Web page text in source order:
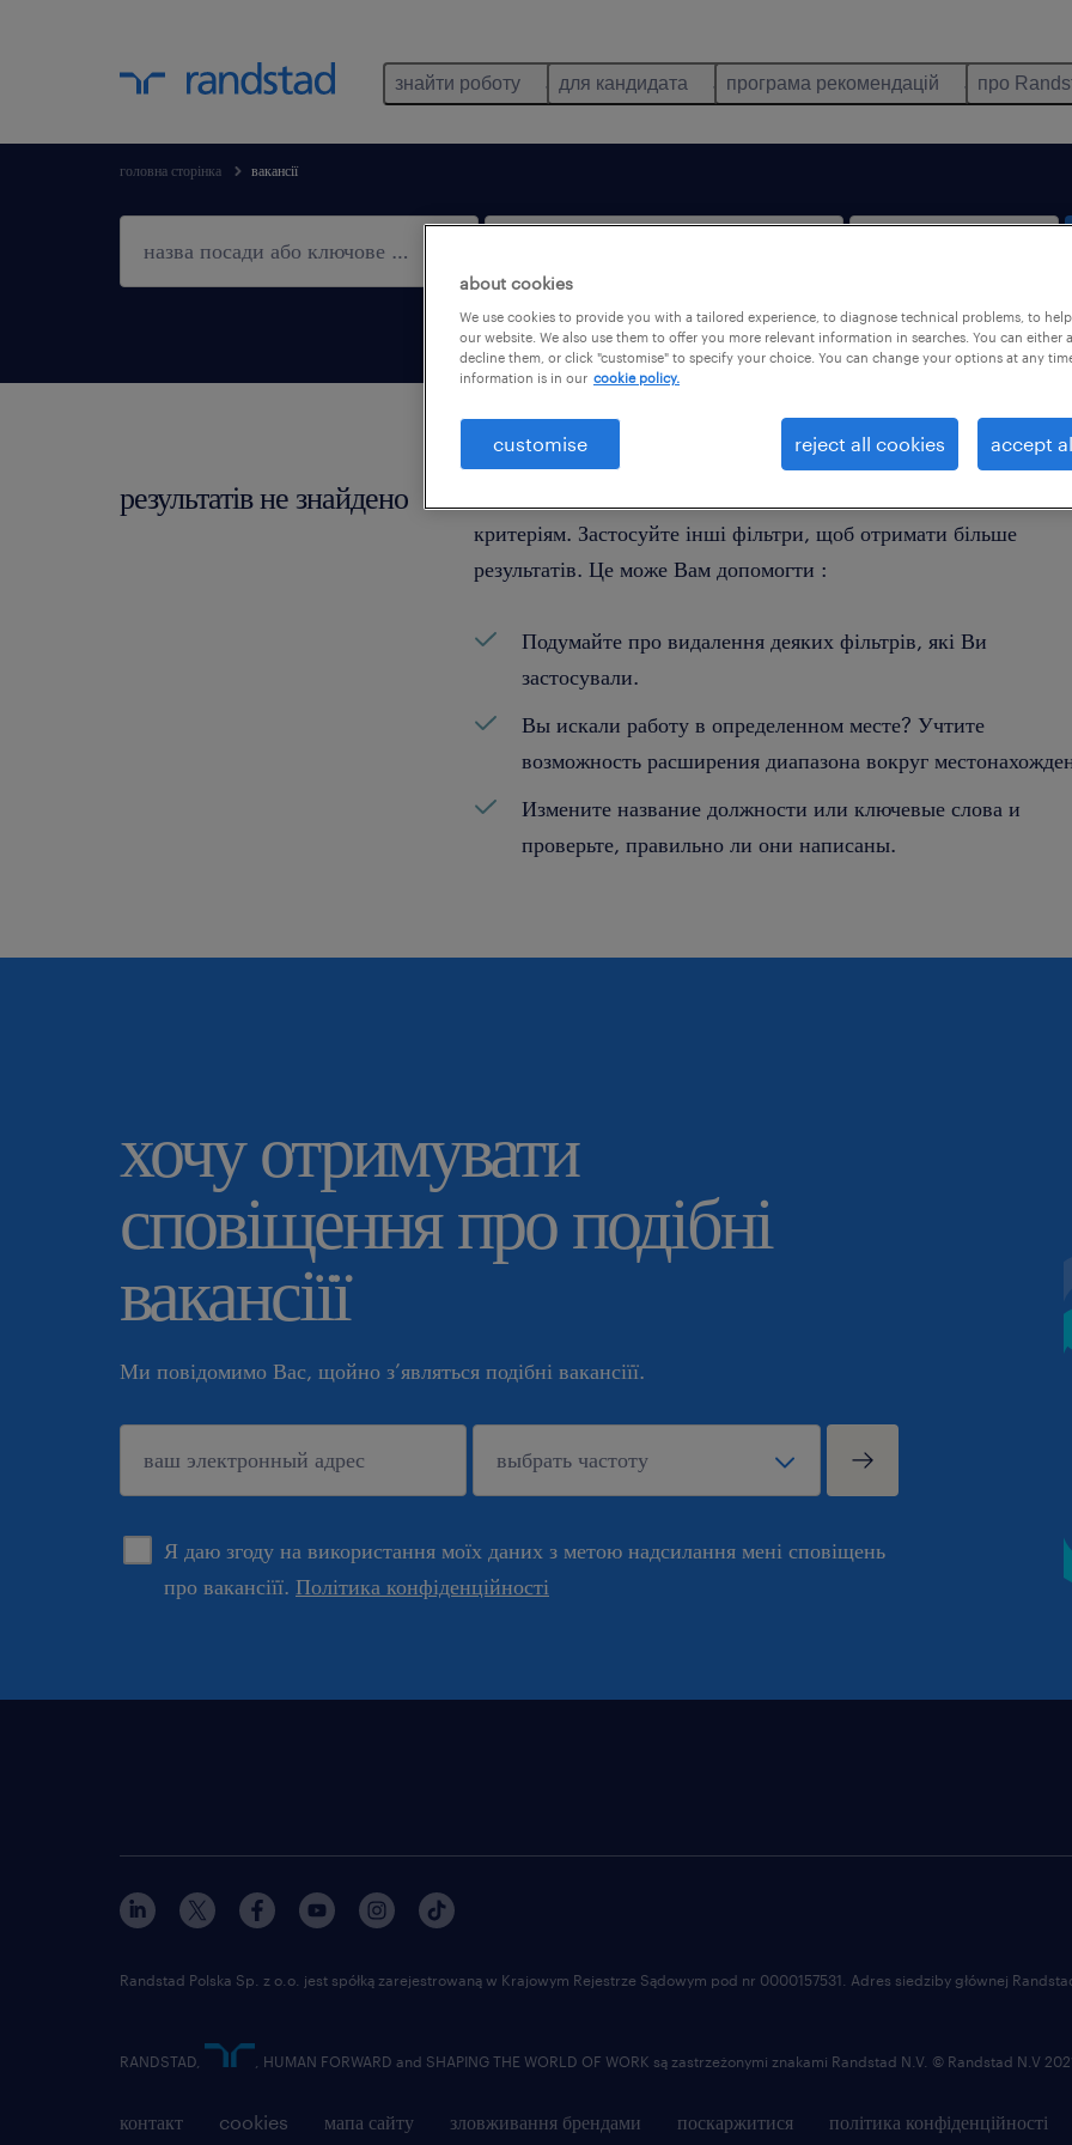
знайти роботу для кандидата програма рекомендацій про
головна сторінка вакансії
тільки віддалена робота
результатів не знайдено
критеріям. Застосуйте інші фільтри, щоб отримати більше
результатів. Це може Вам допомогти :
Подумайте про видалення деяких фільтрів, які Ви
застосували.
Вы искали работу в определенном месте? Учтите
возможность расширения диапазона вокруг
Измените название должности или ключевые слова и
проверьте, правильно ли они написаны.
хочу отримувати
сповіщення про подібні
вакансіїї
Ми повідомимо Вас, щойно з’являться подібні вакансіїї.
Я даю згоду на використання моїх даних з метою надсилання мені сповіщень
про вакансіїї. Політика конфіденційності
підтверджувати
контакт cookies мапа сайту зловживання брендами поскаржитися політика конфіденційності
Randstad Polska Sp. z o.o. jest spółką zarejestrowaną w Krajowym Rejestrze Sądowym pod nr 0000157531. Adres siedziby głównej
RANDSTAD, , HUMAN FORWARD and SHAPING THE WORLD OF WORK są zastrzeżonymi znakami Randstad N.V. © Randstad N.V
about cookies
We use cookies to provide you with a tailored experience, to diagnose technical problems, to
our website. We also use them to offer you more relevant information in searches. You can either
decline them, or click "customise" to specify your choice. You can change your options at any
information is in our cookie policy.
customise reject all cookies accept